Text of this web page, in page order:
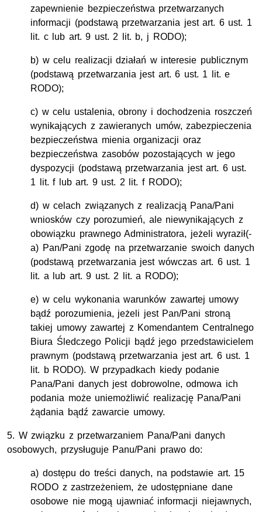
zapewnienie bezpieczeństwa przetwarzanych
informacji (podstawą przetwarzania jest art. 6 ust. 1
lit. c lub art. 9 ust. 2 lit. b, j RODO);
b) w celu realizacji działań w interesie publicznym
(podstawą przetwarzania jest art. 6 ust. 1 lit. e
RODO);
c) w celu ustalenia, obrony i dochodzenia roszczeń
wynikających z zawieranych umów, zabezpieczenia
bezpieczeństwa mienia organizacji oraz
bezpieczeństwa zasobów pozostających w jego
dyspozycji (podstawą przetwarzania jest art. 6 ust.
1 lit. f lub art. 9 ust. 2 lit. f RODO);
d) w celach związanych z realizacją Pana/Pani
wniosków czy porozumień, ale niewynikających z
obowiązku prawnego Administratora, jeżeli wyraził(-
a) Pan/Pani zgodę na przetwarzanie swoich danych
(podstawą przetwarzania jest wówczas art. 6 ust. 1
lit. a lub art. 9 ust. 2 lit. a RODO);
e) w celu wykonania warunków zawartej umowy
bądź porozumienia, jeżeli jest Pan/Pani stroną
takiej umowy zawartej z Komendantem Centralnego
Biura Śledczego Policji bądź jego przedstawicielem
prawnym (podstawą przetwarzania jest art. 6 ust. 1
lit. b RODO). W przypadkach kiedy podanie
Pana/Pani danych jest dobrowolne, odmowa ich
podania może uniemożliwić realizację Pana/Pani
żądania bądź zawarcie umowy.
5. W związku z przetwarzaniem Pana/Pani danych
osobowych, przysługuje Panu/Pani prawo do:
a) dostępu do treści danych, na podstawie art. 15
RODO z zastrzeżeniem, że udostępniane dane
osobowe nie mogą ujawniać informacji niejawnych,